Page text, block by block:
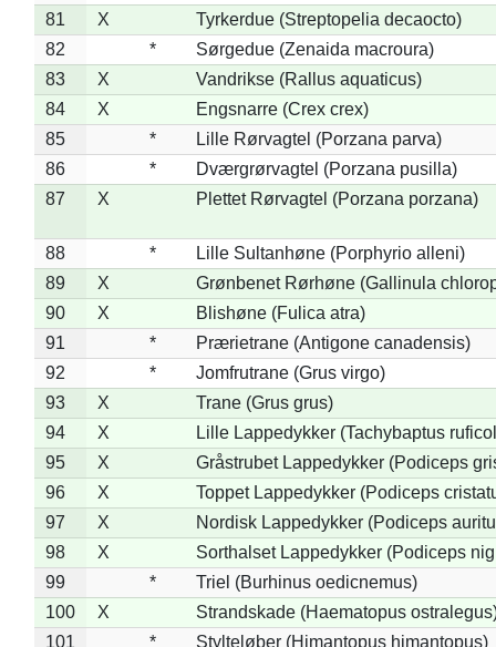
81
X
Tyrkerdue (Streptopelia decaocto)
82
*
Sørgedue (Zenaida macroura)
83
X
Vandrikse (Rallus aquaticus)
84
X
Engsnarre (Crex crex)
85
*
Lille Rørvagtel (Porzana parva)
86
*
Dværgrørvagtel (Porzana pusilla)
87
X Plettet Rørvagtel (Porzana porzana)
88 *
Lille Sultanhøne (Porphyrio alleni)
89
X
Grønbenet Rørhøne (Gallinula
90
X
Blishøne (Fulica atra)
91
*
Prærietrane (Antigone canadensis)
92
*
Jomfrutrane (Grus virgo)
93
X
Trane (Grus grus)
94
X
Lille Lappedykker (Tachybaptus
95
X
Gråstrubet Lappedykker (Podiceps
96
X
Toppet Lappedykker (Podiceps
97
X
Nordisk Lappedykker (Podiceps
98
X
Sorthalset Lappedykker (Podiceps
99
*
Triel (Burhinus oedicnemus)
100
X
Strandskade (Haematopus
101
* Stylteløber (Himantopus himantopus)